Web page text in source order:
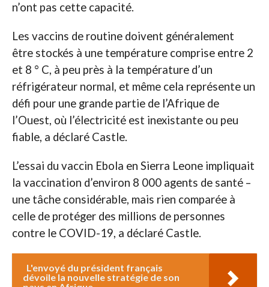
n’ont pas cette capacité.
Les vaccins de routine doivent généralement
être stockés à une température comprise entre 2
et 8 ° C, à peu près à la température d’un
réfrigérateur normal, et même cela représente un
défi pour une grande partie de l’Afrique de
l’Ouest, où l’électricité est inexistante ou peu
fiable, a déclaré Castle.
L’essai du vaccin Ebola en Sierra Leone impliquait
la vaccination d’environ 8 000 agents de santé –
une tâche considérable, mais rien comparée à
celle de protéger des millions de personnes
contre le COVID-19, a déclaré Castle.
L'envoyé du président français
dévoile la nouvelle stratégie de son